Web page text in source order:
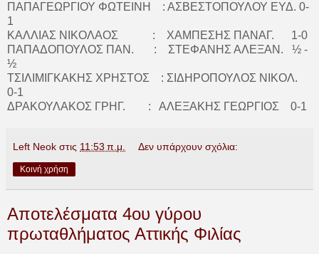
ΠΑΠΑΓΕΩΡΓΙΟΥ ΦΩΤΕΙΝΗ : ΑΣΒΕΣΤΟΠΟΥΛΟΥ ΕΥΔ. 0-
1
ΚΑΛΛΙΑΣ ΝΙΚΟΛΑΟΣ : ΧΑΜΠΕΣΗΣ ΠΑΝΑΓ. 1-0
ΠΑΠΑΔΟΠΟΥΛΟΣ ΠΑΝ. : ΣΤΕΦΑΝΗΣ ΑΛΕΞΑΝ. ½ -
½
ΤΣΙΛΙΜΙΓΚΑΚΗΣ ΧΡΗΣΤΟΣ : ΣΙΔΗΡΟΠΟΥΛΟΣ ΝΙΚΟΛ.
0-1
ΔΡΑΚΟΥΛΑΚΟΣ ΓΡΗΓ. : ΑΛΕΞΑΚΗΣ ΓΕΩΡΓΙΟΣ 0-1
Left Neok στις 11:53 π.μ. Δεν υπάρχουν σχόλια:
Κοινή χρήση
Αποτελέσματα 4ου γύρου
πρωταθλήματος Αττικής Φιλίας